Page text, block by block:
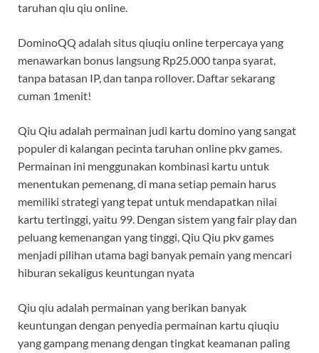
taruhan qiu qiu online.
DominoQQ adalah situs qiuqiu online terpercaya yang
menawarkan bonus langsung Rp25.000 tanpa syarat,
tanpa batasan IP, dan tanpa rollover. Daftar sekarang
cuman 1menit!
Qiu Qiu adalah permainan judi kartu domino yang sangat
populer di kalangan pecinta taruhan online pkv games.
Permainan ini menggunakan kombinasi kartu untuk
menentukan pemenang, di mana setiap pemain harus
memiliki strategi yang tepat untuk mendapatkan nilai
kartu tertinggi, yaitu 99. Dengan sistem yang fair play dan
peluang kemenangan yang tinggi, Qiu Qiu pkv games
menjadi pilihan utama bagi banyak pemain yang mencari
hiburan sekaligus keuntungan nyata
Qiu qiu adalah permainan yang berikan banyak
keuntungan dengan penyedia permainan kartu qiuqiu
yang gampang menang dengan tingkat keamanan paling